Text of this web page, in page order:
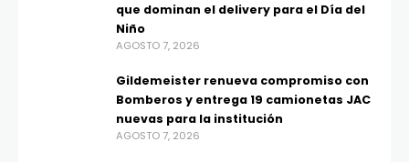
que dominan el delivery para el Día del
Niño
AGOSTO 7, 2026
Gildemeister renueva compromiso con
Bomberos y entrega 19 camionetas JAC
nuevas para la institución
AGOSTO 7, 2026